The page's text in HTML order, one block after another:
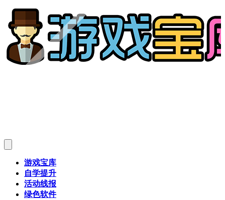
游戏宝库
自学提升
活动线报
绿色软件